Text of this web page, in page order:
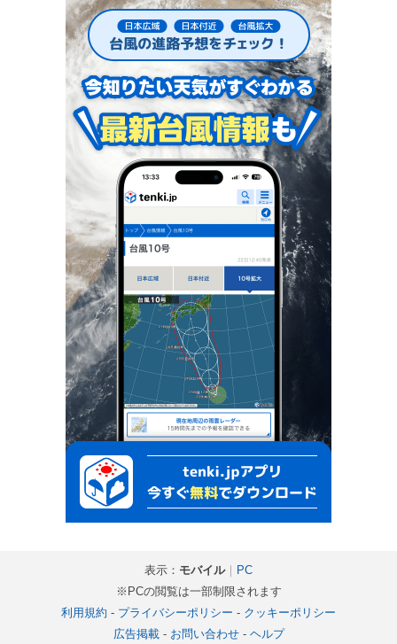
表示： モバイル｜ PC
※PCの閲覧は一部制限されます
利用規約 - プライバシーポリシー - クッキーポリシー
広告掲載- お問い合わせ- ヘルプ